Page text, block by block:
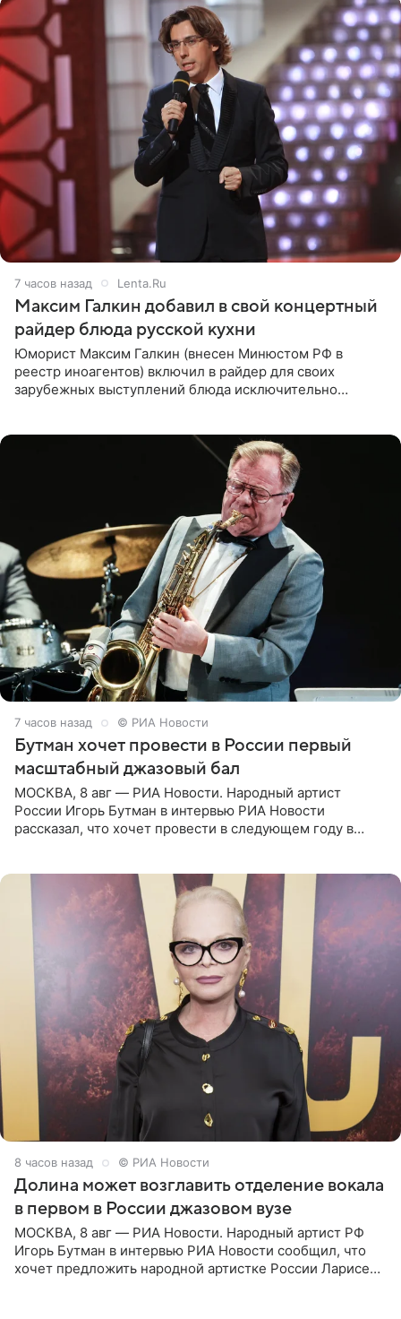
7 часов назад Lenta.Ru
Максим Галкин добавил в свой концертный
райдер блюда русской кухни
Юморист Максим Галкин (внесен Минюстом РФ в
реестр иноагентов) включил в райдер для своих
зарубежных выступлений блюда исключительно
7 часов назад © РИА Новости
Бутман хочет провести в России первый
масштабный джазовый бал
МОСКВА, 8 авг — РИА Новости. Народный артист
России Игорь Бутман в интервью РИА Новости
рассказал, что хочет провести в следующем году в
8 часов назад © РИА Новости
Долина может возглавить отделение вокала
в первом в России джазовом вузе
МОСКВА, 8 авг — РИА Новости. Народный артист РФ
Игорь Бутман в интервью РИА Новости сообщил, что
хочет предложить народной артистке России Ларисе